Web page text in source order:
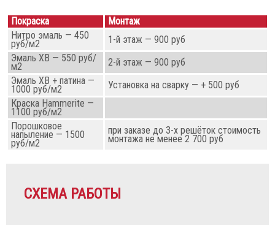
Покраска
Монтаж
Нитро эмаль — 450
руб/м2
1-й этаж — 900 руб
Эмаль ХВ — 550 руб/
м2
2-й этаж — 900 руб
Эмаль ХВ + патина —
1000 руб/м2
Установка на сварку — + 500 руб
Краска Hammerite —
1100 руб/м2
Порошковое
напыление — 1500
руб/м2
при заказе до 3-х решёток стоимость
монтажа не менее 2 700 руб
СХЕМА РАБОТЫ